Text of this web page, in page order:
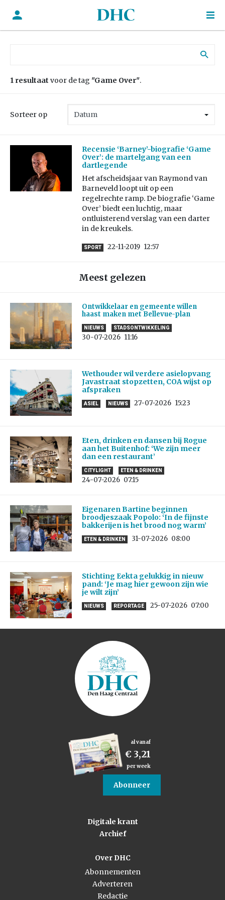
1 resultaat voor de tag "Game Over".
Sorteer op
Recensie ‘Barney’-biografie ‘Game
Over’: de martelgang van een
dartlegende
Het afscheidsjaar van Raymond van
Barneveld loopt uit op een
regelrechte ramp. De biografie ‘Game
Over’ biedt een luchtig, maar
ontluisterend verslag van een darter
in de kreukels.
SPORT 22-11-2019 12:57
Meest gelezen
Ontwikkelaar en gemeente willen
haast maken met Bellevue-plan
NIEUWS STADSONTWIKKELING
30-07-2026 11:16
Wethouder wil verdere asielopvang
Javastraat stopzetten, COA wijst op
afspraken
ASIEL NIEUWS 27-07-2026 15:23
Eten, drinken en dansen bij Rogue
aan het Buitenhof: ‘We zijn meer
dan een restaurant’
CITYLIGHT ETEN & DRINKEN
24-07-2026 07:15
Eigenaren Bartine beginnen
broodjeszaak Popolo: ‘In de fijnste
bakkerijen is het brood nog warm’
ETEN & DRINKEN 31-07-2026 08:00
Stichting Eekta gelukkig in nieuw
pand: ‘Je mag hier gewoon zijn wie
je wilt zijn’
NIEUWS REPORTAGE 25-07-2026 07:00
al vanaf
€ 3,21
per week
Abonneer
Digitale krant
Archief
Over DHC
Abonnementen
Adverteren
Redactie